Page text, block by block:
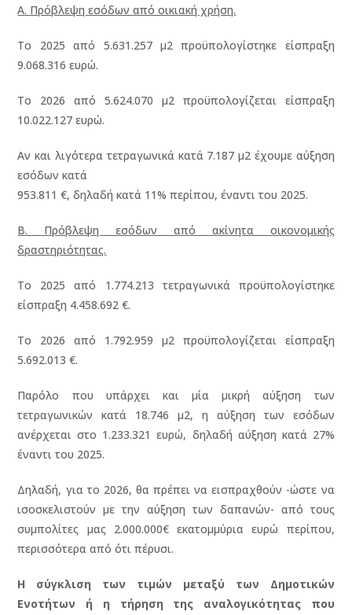
Α. Πρόβλεψη εσόδων από οικιακή χρήση.
Το 2025 από 5.631.257 μ2 προϋπολογίστηκε είσπραξη
9.068.316 ευρώ.
Το 2026 από 5.624.070 μ2 προϋπολογίζεται είσπραξη
10.022.127 ευρώ.
Αν και λιγότερα τετραγωνικά κατά 7.187 μ2 έχουμε αύξηση
εσόδων κατά
953.811 €, δηλαδή κατά 11% περίπου, έναντι του 2025.
Β. Πρόβλεψη εσόδων από ακίνητα οικονομικής
δραστηριότητας.
Το 2025 από 1.774.213 τετραγωνικά προϋπολογίστηκε
είσπραξη 4.458.692 €.
Το 2026 από 1.792.959 μ2 προϋπολογίζεται είσπραξη
5.692.013 €.
Παρόλο που υπάρχει και μία μικρή αύξηση των
τετραγωνικών κατά 18.746 μ2, η αύξηση των εσόδων
ανέρχεται στο 1.233.321 ευρώ, δηλαδή αύξηση κατά 27%
έναντι του 2025.
Δηλαδή, για το 2026, θα πρέπει να εισπραχθούν -ώστε να
ισοσκελιστούν με την αύξηση των δαπανών- από τους
συμπολίτες μας 2.000.000€ εκατομμύρια ευρώ περίπου,
περισσότερα από ότι πέρυσι.
Η σύγκλιση των τιμών μεταξύ των Δημοτικών
Ενοτήτων ή η τήρηση της αναλογικότητας που